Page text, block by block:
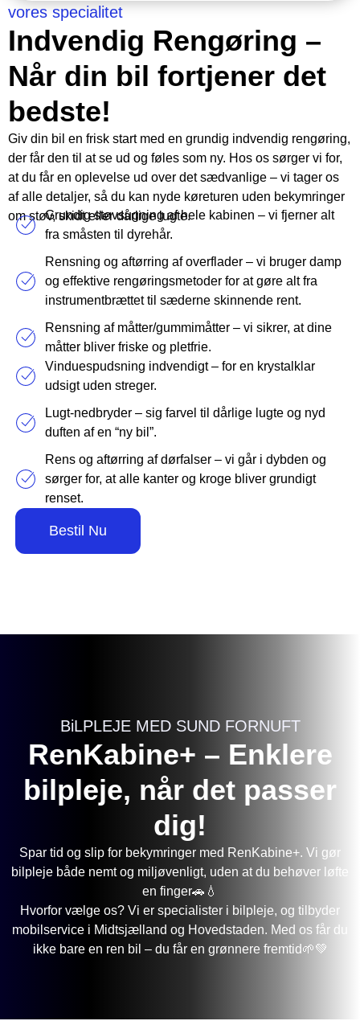
vores specialitet
Indvendig Rengøring –
Når din bil fortjener det
bedste!
Giv din bil en frisk start med en grundig indvendig rengøring,
der får den til at se ud og føles som ny. Hos os sørger vi for,
at du får en oplevelse ud over det sædvanlige – vi tager os
af alle detaljer, så du kan nyde køreturen uden bekymringer
om støv, skidt eller dårlige lugte.
Grundig støvsugning af hele kabinen – vi fjerner alt
fra småsten til dyrehår.
Rensning og aftørring af overflader – vi bruger damp
og effektive rengøringsmetoder for at gøre alt fra
instrumentbrættet til sæderne skinnende rent.
Rensning af måtter/gummimåtter – vi sikrer, at dine
måtter bliver friske og pletfrie.
Vinduespudsning indvendigt – for en krystalklar
udsigt uden streger.
Lugt-nedbryder – sig farvel til dårlige lugte og nyd
duften af en “ny bil”.
Rens og aftørring af dørfalser – vi går i dybden og
sørger for, at alle kanter og kroge bliver grundigt
renset.
Bestil Nu
BiLPLEJE MED SUND FORNUFT
RenKabine+ – Enklere
bilpleje, når det passer
dig!
Spar tid og slip for bekymringer med RenKabine+. Vi gør
bilpleje både nemt og miljøvenligt, uden at du behøver løfte
en finger🚗💧
Hvorfor vælge os? Vi er specialister i bilpleje, og tilbyder
mobilservice i Midtsjælland og Hovedstaden. Med os får du
ikke bare en ren bil – du får en grønnere fremtid🌱💚